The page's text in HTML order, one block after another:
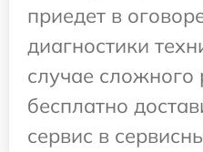
приедет в
диагностики
случае
бесплатно
сервис в